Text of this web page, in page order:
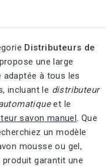
Distributeurs de
propose une large
adaptée à tous les
incluant le distributeur
et le
savon manuel. Que
un modèle
mousse ou gel,
produit garantit une